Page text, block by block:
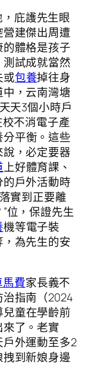
庇護先生眼
建傑出周遭
體格是孩子
試成就當然
或包養掉往身
，云南灣塘
天3個小時戶
不消電子產
分平衡。這些
，必定要器
上好體育課、
戶外活動時
實到正要離
位，保證先生
機等電子裝
為先生的安
費家長義不
指南（2024
童在學齡前
了。老實
外運動至多2
到新娘身邊